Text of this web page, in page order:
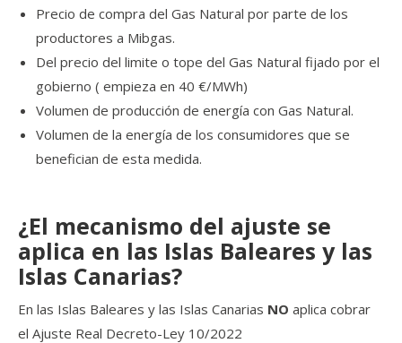
Precio de compra del Gas Natural por parte de los
productores a Mibgas.
Del precio del limite o tope del Gas Natural fijado por el
gobierno ( empieza en 40 €/MWh)
Volumen de producción de energía con Gas Natural.
Volumen de la energía de los consumidores que se
benefician de esta medida.
¿El mecanismo del ajuste se
aplica en las Islas Baleares y las
Islas Canarias?
En las Islas Baleares y las Islas Canarias NO aplica cobrar
el Ajuste Real Decreto-Ley 10/2022